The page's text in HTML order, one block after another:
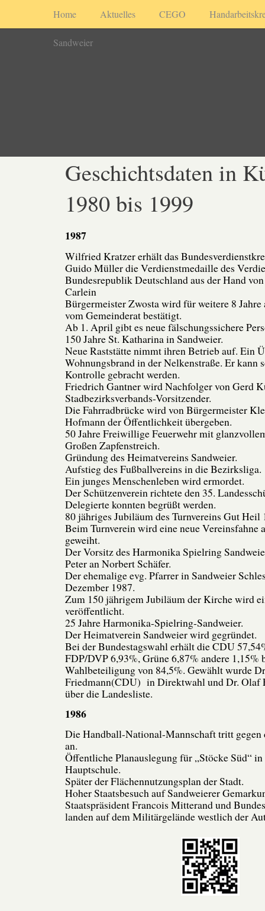
Home Aktuelles CEGO
Sandweier
Geschichtsdaten in
1980 bis 1999
1987
Wilfried Kratzer erhält das
Guido Müller die Verdienstmedaille des
Bundesrepublik Deutschland aus der Hand
Carlein
Bürgermeister Zwosta wird für weitere 8 Jahre
vom Gemeinderat bestätigt.
Ab 1. April gibt es neue fälschungssichere
150 Jahre St. Katharina in Sandweier.
Neue Raststätte nimmt ihren Betrieb auf. Ein
Wohnungsbrand in der Nelkenstraße. Er kann
Kontrolle gebracht werden.
Friedrich Gantner wird Nachfolger von Gerd
Stadbezirksverbands-Vorsitzender.
Die Fahrradbrücke wird von Bürgermeister
Hofmann der Öffentlichkeit übergeben.
50 Jahre Freiwillige Feuerwehr mit
Großen Zapfenstreich.
Gründung des Heimatvereins Sandweier.
Aufstieg des Fußballvereins in die Bezirksliga.
Ein junges Menschenleben wird ermordet.
Der Schützenverein richtete den 35.
Delegierte konnten begrüßt werden.
80 jähriges Jubiläum des Turnvereins Gut Heil
Beim Turnverein wird eine neue Vereinsfahne
geweiht.
Der Vorsitz des Harmonika Spielring
Peter an Norbert Schäfer.
Der ehemalige evg. Pfarrer in Sandweier
Dezember 1987.
Zum 150 jährigem Jubiläum der Kirche wird
veröffentlicht.
25 Jahre Harmonika-Spielring-Sandweier.
Der Heimatverein Sandweier wird gegründet.
Bei der Bundestagswahl erhält die CDU
FDP/DVP 6,93%, Grüne 6,87% andere 1,15%
Wahlbeteiligung von 84,5%. Gewählt wurde
Friedmann(CDU) in Direktwahl und Dr. Olaf
über die Landesliste.
1986
Die Handball-National-Mannschaft tritt gegen
an.
Öffentliche Planauslegung für „Stöcke Süd“
Hauptschule.
Später der Flächennutzungsplan der Stadt.
Hoher Staatsbesuch auf Sandweierer
Staatspräsident Francois Mitterand und
landen auf dem Militärgelände westlich der